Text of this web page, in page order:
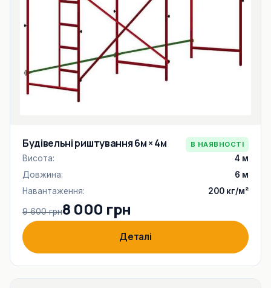
Будівельні риштування 6м × 4м В НАЯВНОСТІ
Висота:
4 м
Довжина:
6 м
Навантаження:
200 кг/м²
9 600 грн8 000 грн
Деталі